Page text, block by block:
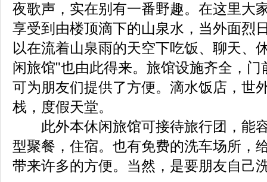
夜歌声，实在别有一番野趣。在这里大
享受到由楼顶滴下的山泉水，当外面烈
以在流着山泉雨的天空下吃饭、聊天
闲旅馆"也由此得来。旅馆设施齐全，门
可为朋友们提供了方便。滴水饭店，世
栈，度假天堂。
此外本休闲旅馆可接待旅行团，能
型聚餐，住宿。也有免费的洗车场所，
带来许多的方便。当然，是要朋友自己